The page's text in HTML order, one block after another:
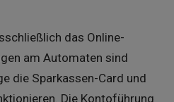
das Online-
am Automaten sind
die Sparkassen-Card und
Die Kontoführung